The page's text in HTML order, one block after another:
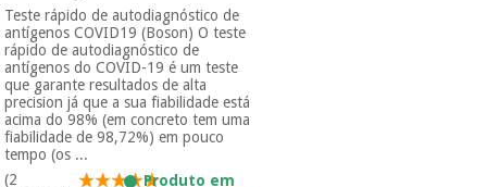
Vestuário
sanitário
Veterinária
Ortopedia
Aerobic,
fitness e
pilates
Desportos
e jogos
Teste rápido de autodiagnóstico de
antígenos COVID19 (Boson) O teste
rápido de autodiagnóstico de
antígenos do COVID-19 é um teste
que garante resultados de alta
precision já que a sua fiabilidade está
acima do 98% (em concreto tem uma
fiabilidade de 98,72%) em pouco
tempo (os ...
(2
Produto em